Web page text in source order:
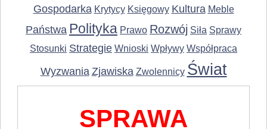
Gospodarka Krytycy Księgowy Kultura Meble
Państwa Polityka Prawo Rozwój Siła Sprawy
Stosunki Strategie Wnioski Wpływy Współpraca
Wyzwania Zjawiska Zwolennicy Świat
SPRAWA